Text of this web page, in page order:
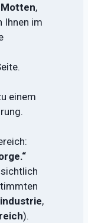
Motten,
Ihnen im
einem
,
).